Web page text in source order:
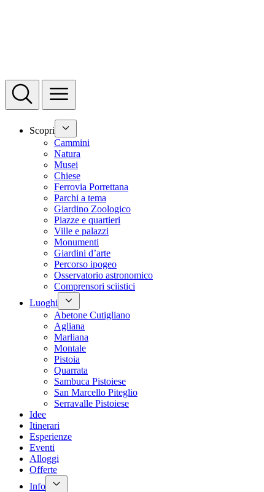
Scopri
Cammini
Natura
Musei
Chiese
Ferrovia Porrettana
Parchi a tema
Giardino Zoologico
Piazze e quartieri
Ville e palazzi
Monumenti
Giardini d’arte
Percorso ipogeo
Osservatorio astronomico
Comprensori sciistici
Luoghi
Abetone Cutigliano
Agliana
Marliana
Montale
Pistoia
Quarrata
Sambuca Pistoiese
San Marcello Piteglio
Serravalle Pistoiese
Idee
Itinerari
Esperienze
Eventi
Alloggi
Offerte
Info